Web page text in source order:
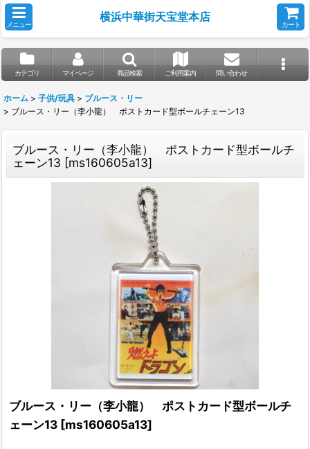
メニュー
横浜中華街天宝堂本店
カート
カテゴリ マイページ 商品検索 ご利用案内 問い合わせ
ホーム > 子供/玩具 > ブルース・リー
> ブルース・リー（李小龍） ポストカード型ボールチェーン13
ブルース・リー（李小龍） ポストカード型ボールチ
ェーン13 [ms160605a13]
ブルース・リー（李小龍） ポストカード型ボールチ
ェーン13 [ms160605a13]